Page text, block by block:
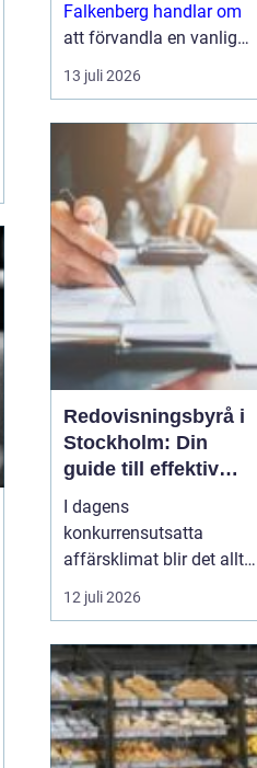
Falkenberg handlar om
att förvandla en vanlig
tomt till en fungerande,
vacker och hållbar
många &ari...
13 juli 2026
Redovisningsbyrå i
Stockholm: Din
guide till effektiv
redovisning i
Stockholm
I dagens
konkurrensutsatta
affärsklimat blir det allt
viktigare att ha en
redovisningsbyrå i
bara kan sköta den
traditionella bokföringen,
utan också kan erbjuda
mervärde genom
12 juli 2026